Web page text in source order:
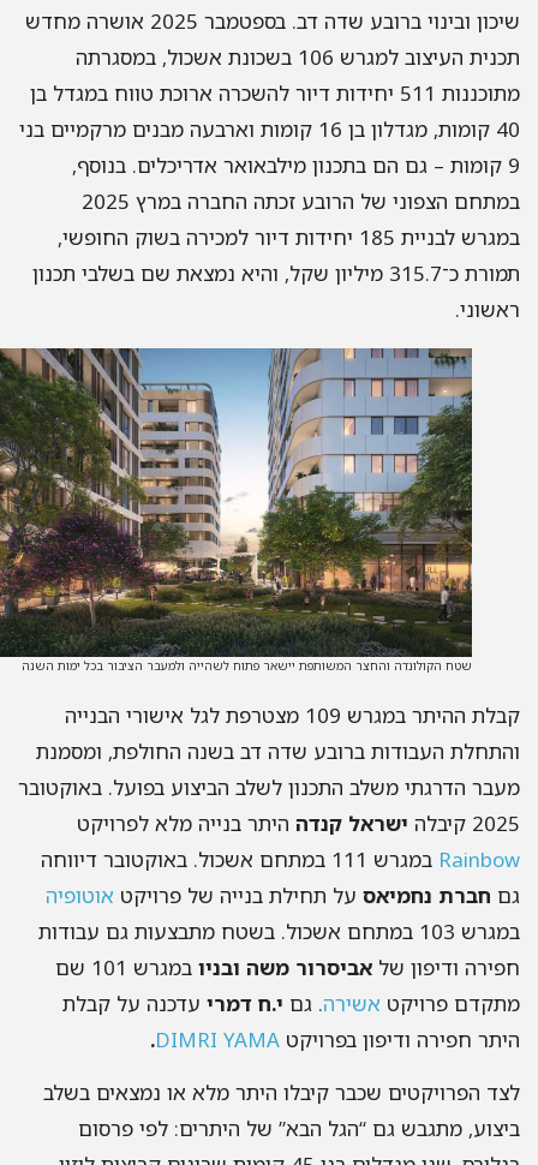
שיכון ובינוי ברובע שדה דב. בספטמבר 2025 אושרה מחדש
תכנית העיצוב למגרש 106 בשכונת אשכול, במסגרתה
מתוכננות 511 יחידות דיור להשכרה ארוכת טווח במגדל בן
40 קומות, מגדלון בן 16 קומות וארבעה מבנים מרקמיים בני
9 קומות – גם הם בתכנון מילבאואר אדריכלים. בנוסף,
במתחם הצפוני של הרובע זכתה החברה במרץ 2025
במגרש לבניית 185 יחידות דיור למכירה בשוק החופשי,
תמורת כ־315.7 מיליון שקל, והיא נמצאת שם בשלבי תכנון
שטח הקולונדה והחצר המשותפת יישאר פתוח לשהייה ולמעבר הציבור בכל ימות השנה
קבלת ההיתר במגרש 109 מצטרפת לגל אישורי הבנייה
העבודות ברובע שדה דב בשנה החולפת, ומסמנת
הדרגתי משלב התכנון לשלב הביצוע בפועל. באוקטובר
קיבלה
ישראל קנדההיתר בנייה מלא לפרויקט
במגרש 111 במתחם אשכול. באוקטובר דיווחה
חברת נחמיאסעל תחילת בנייה של פרויקטאוטופיה
במגרש 103 במתחם אשכול. בשטח מתבצעות גם עבודות
ודיפון שלאביסרור משה ובניו
במגרש 101 שם
פרויקטאשירה. גם י.ח דמריעדכנה על קבלת
חפירה ודיפון בפרויקטDIMRI YAMA
.
הפרויקטים שכבר קיבלו היתר מלא או נמצאים בשלב
מתגבש גם “הגל הבא” של היתרים: לפי פרסום